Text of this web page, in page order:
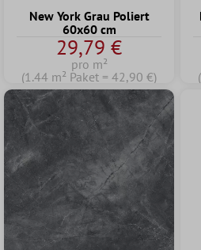
New York Grau Poliert
60x60 cm
29,79 €
pro m²
(1.44 m² Paket = 42,90 €)